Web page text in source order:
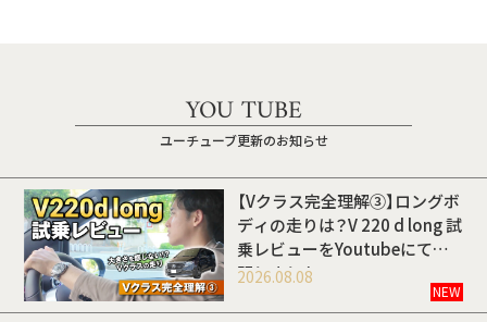
YOU TUBE
ユーチューブ更新のお知らせ
【Vクラス完全理解③】ロングボ
ディの走りは？V 220 d long 試
乗レビューをYoutubeにて公
開しました
2026.08.08
NEW